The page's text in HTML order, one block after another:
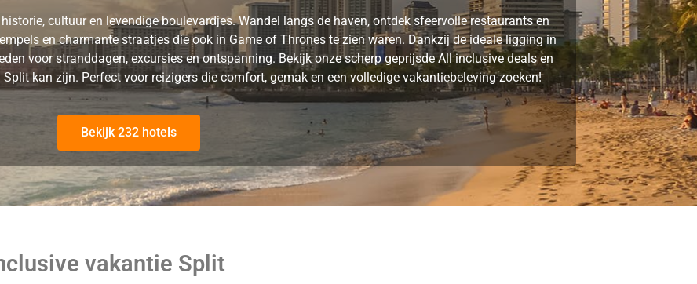
cultuur en levendige boulevardjes. Wandel langs de haven, ontdek sfeervolle restaurants en
en charmante straatjes die ook in Game of Thrones te zien waren. Dankzij de ideale ligging in
voor stranddagen, excursies en ontspanning. Bekijk onze scherp geprijsde All inclusive deals en
kan zijn. Perfect voor reizigers die comfort, gemak en een volledige vakantiebeleving zoeken!
Bekijk 232 hotels
vakantie Split